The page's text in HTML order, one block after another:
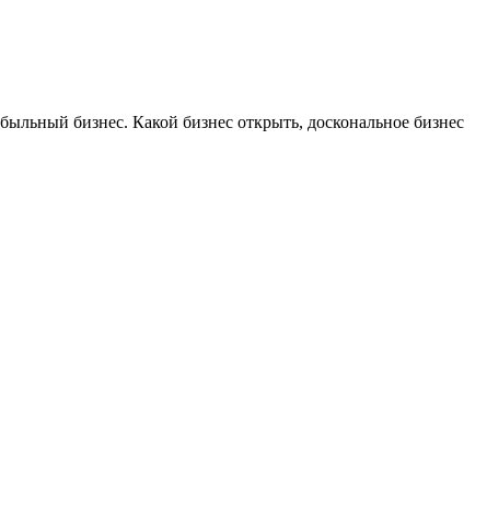
бизнес. Какой бизнес открыть, доскональное бизнес